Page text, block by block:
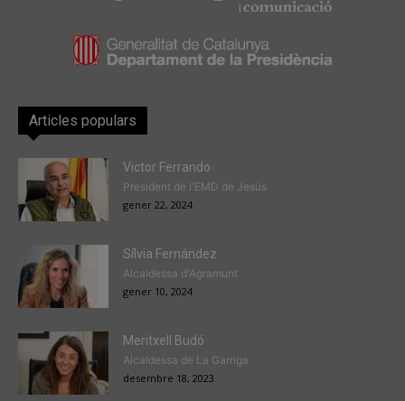
Articles populars
Victor Ferrando
President de l'EMD de Jesús
gener 22, 2024
Sílvia Fernández
Alcaldessa d'Agramunt
gener 10, 2024
Meritxell Budó
Alcaldessa de La Garriga
desembre 18, 2023